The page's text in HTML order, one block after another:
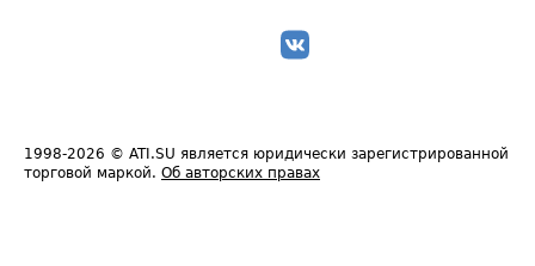
1998-2026 © ATI.SU является юридически зарегистрированной
торговой маркой. Об авторских правах